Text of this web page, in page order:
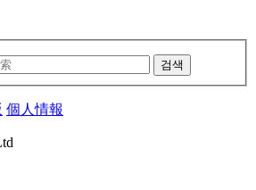
검색
個人情報